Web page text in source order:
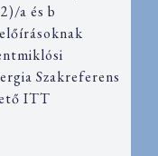
a és b
Szakreferens
ITT